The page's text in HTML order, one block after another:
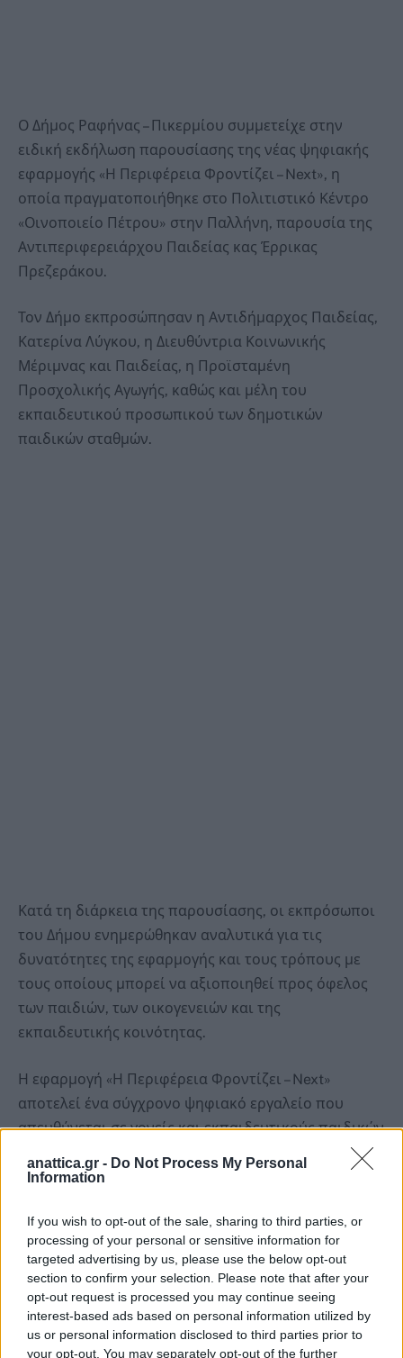
anattica.gr - Do Not Process My Personal
Information
If you wish to opt-out of the sale, sharing to third parties, or
processing of your personal or sensitive information for
targeted advertising by us, please use the below opt-out
section to confirm your selection. Please note that after your
opt-out request is processed you may continue seeing
interest-based ads based on personal information utilized by
us or personal information disclosed to third parties prior to
your opt-out. You may separately opt-out of the further
Ο Δήμος Ραφήνας – Πικερμίου συμμετείχε στην
ειδική εκδήλωση παρουσίασης της νέας ψηφιακής
εφαρμογής «Η Περιφέρεια Φροντίζει – Next», η
οποία πραγματοποιήθηκε στο Πολιτιστικό Κέντρο
«Οινοποιείο Πέτρου» στην Παλλήνη, παρουσία της
Αντιπεριφερειάρχου Παιδείας κας Έρρικας
Πρεζεράκου.
Τον Δήμο εκπροσώπησαν η Αντιδήμαρχος Παιδείας,
Κατερίνα Λύγκου, η Διευθύντρια Κοινωνικής
Μέριμνας και Παιδείας, η Προϊσταμένη
Προσχολικής Αγωγής, καθώς και μέλη του
εκπαιδευτικού προσωπικού των δημοτικών
παιδικών σταθμών.
Κατά τη διάρκεια της παρουσίασης, οι εκπρόσωποι
του Δήμου ενημερώθηκαν αναλυτικά για τις
δυνατότητες της εφαρμογής και τους τρόπους με
τους οποίους μπορεί να αξιοποιηθεί προς όφελος
των παιδιών, των οικογενειών και της
εκπαιδευτικής κοινότητας.
Η εφαρμογή «Η Περιφέρεια Φροντίζει – Next»
αποτελεί ένα σύγχρονο ψηφιακό εργαλείο που
απευθύνεται σε γονείς και εκπαιδευτικούς παιδικών
σταθμών, νηπιαγωγείων και των πρώτων τάξεων του
Δημοτικού. Στόχος της είναι η έγκαιρη υποστήριξη
παιδιών, μέσα από ψηφιακές υπηρεσίες,
ενημερωτικό υλικό και εξειδικευμένες
κατευθύνσεις.
Παράλληλα, συμβάλλει στην έγκαιρη αναγνώριση
πιθανών αναγκών και στην ενίσχυση της